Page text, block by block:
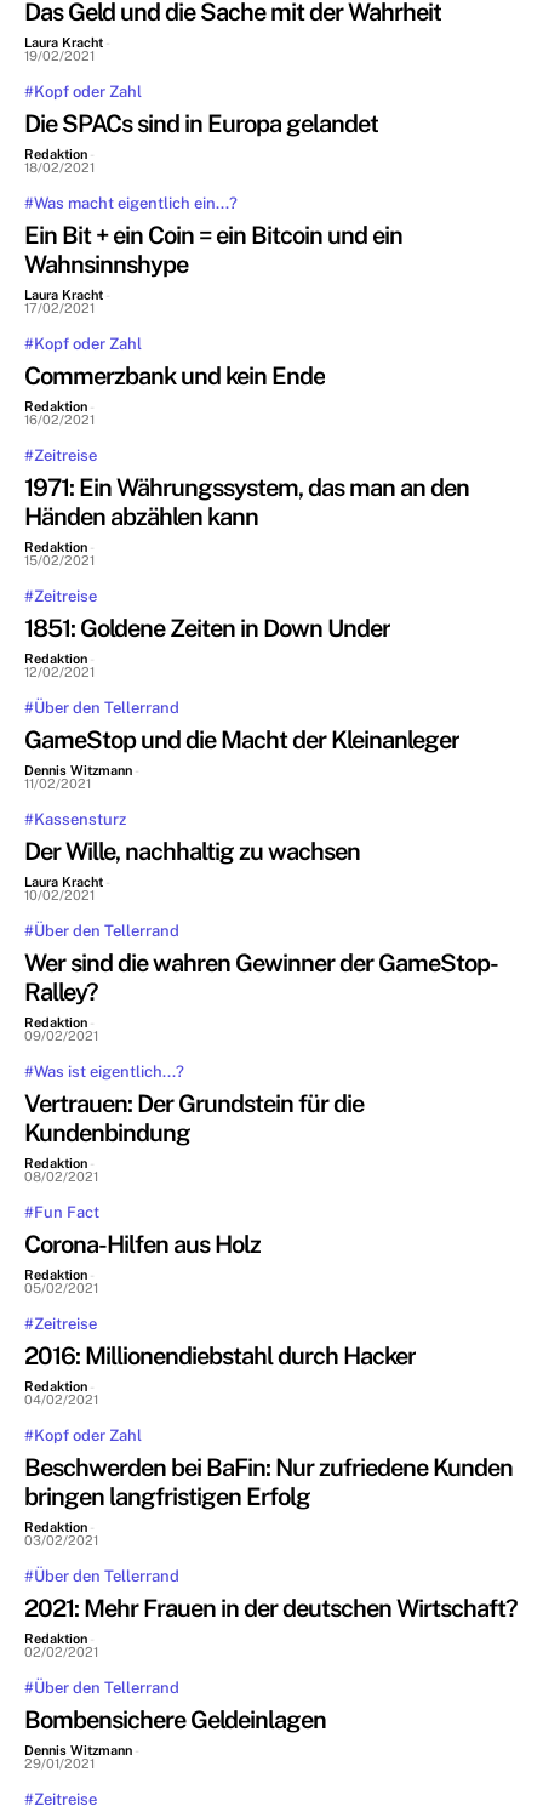
Das Geld und die Sache mit der Wahrheit
Laura Kracht -
19/02/2021
#Kopf oder Zahl
Die SPACs sind in Europa gelandet
Redaktion -
18/02/2021
#Was macht eigentlich ein...?
Ein Bit + ein Coin = ein Bitcoin und ein
Wahnsinnshype
Laura Kracht -
17/02/2021
#Kopf oder Zahl
Commerzbank und kein Ende
Redaktion -
16/02/2021
#Zeitreise
1971: Ein Währungssystem, das man an den
Händen abzählen kann
Redaktion -
15/02/2021
#Zeitreise
1851: Goldene Zeiten in Down Under
Redaktion -
12/02/2021
#Über den Tellerrand
GameStop und die Macht der Kleinanleger
Dennis Witzmann -
11/02/2021
#Kassensturz
Der Wille, nachhaltig zu wachsen
Laura Kracht -
10/02/2021
#Über den Tellerrand
Wer sind die wahren Gewinner der GameStop-
Ralley?
Redaktion -
09/02/2021
#Was ist eigentlich...?
Vertrauen: Der Grundstein für die
Kundenbindung
Redaktion -
08/02/2021
#Fun Fact
Corona-Hilfen aus Holz
Redaktion -
05/02/2021
#Zeitreise
2016: Millionendiebstahl durch Hacker
Redaktion -
04/02/2021
#Kopf oder Zahl
Beschwerden bei BaFin: Nur zufriedene Kunden
bringen langfristigen Erfolg
Redaktion -
03/02/2021
#Über den Tellerrand
2021: Mehr Frauen in der deutschen Wirtschaft?
Redaktion -
02/02/2021
#Über den Tellerrand
Bombensichere Geldeinlagen
Dennis Witzmann -
29/01/2021
#Zeitreise